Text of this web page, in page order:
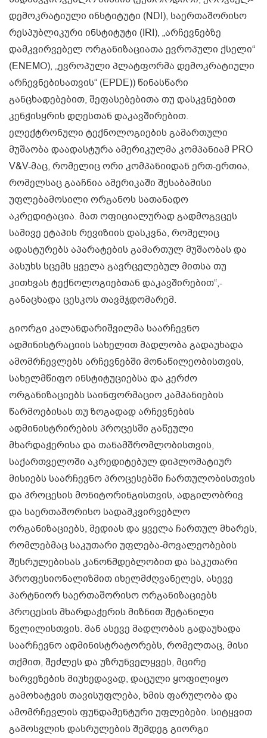
დემოკრატიული ინსტიტუტი (NDI), საერთაშორისო
რესპუბლიკური ინსტიტუტი (IRI), „არჩევნებზე
დამკვირვებელ ორგანიზაციათა ევროპული ქსელი“
(ENEMO), „ევროპული პლატფორმა დემოკრატიული
არჩევნებისათვის“ (EPDE)) წინასწარი
განცხადებებით, შეფასებებითა თუ დასკვნებით
კენჭისყრის დღესთან დაკავშირებით.
ელექტრონული ტექნოლოგიების გამართული
მუშაობა დაადასტურა ამერიკულმა კომპანიამ PRO
V&V-მაც, რომელიც ორი კომპანიიდან ერთ-ერთია,
რომელსაც გააჩნია ამერიკაში შესაბამისი
უფლებამოსილი ორგანოს სათანადო
აკრედიტაცია. მათ ოფიციალურად გადმოგვცეს
სამივე ეტაპის რევიზიის დასკვნა, რომელიც
ადასტურებს აპარატების გამართულ მუშაობას და
პასუხს სცემს ყველა გავრცელებულ მითსა თუ
კითხვას ტექნოლოგიებთან დაკავშირებით“,-
განაცხადა ცესკოს თავმჯდომარემ.
გიორგი კალანდარიშვილმა საარჩევნო
ადმინისტრაციის სახელით მადლობა გადაუხადა
ამომრჩევლებს არჩევნებში მონაწილეობისთვის,
სახელმწიფო ინსტიტუციებსა და კერძო
ორგანიზაციებს საინფორმაციო კამპანიების
წარმოებისას თუ ზოგადად არჩევნების
ადმინისტრირების პროცესში გაწეული
მხარდაჭერისა და თანამშრომლობისთვის,
საქართველოში აკრედიტებულ დიპლომატიურ
მისიებს საარჩევნო პროცესებში ჩართულობისთვის
და პროცესის მონიტორინგისთვის, ადგილობრივ
და საერთაშორისო სადამკვირვებლო
ორგანიზაციებს, მედიას და ყველა ჩართულ მხარეს,
რომლებმაც საკუთარი უფლება-მოვალეობების
შესრულებისას კანონმდებლობით და საკუთარი
პროფესიონალიზმით იხელმძღვანელეს, ასევე
პარტნიორ საერთაშორისო ორგანიზაციებს
პროცესის მხარდაჭერის მიზნით შეტანილი
წვლილისთვის. მან ასევე მადლობას გადაუხადა
საარჩევნო ადმინისტრატორებს, რომელთაც, მისი
თქმით, შეძლეს და უზრუნველყვეს, მცირე
ხარვეზების მიუხედავად, დაცული ყოფილიყო
გამოხატვის თავისუფლება, ხმის ფარულობა და
ამომრჩევლის ფუნდამენტური უფლებები. სიტყვით
გამოსვლის დასრულების შემდეგ გიორგი